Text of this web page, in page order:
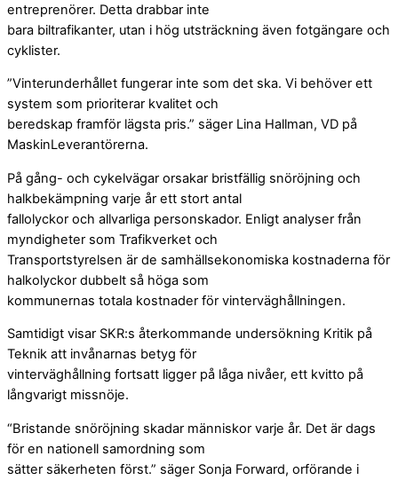
entreprenörer. Detta drabbar inte
bara biltrafikanter, utan i hög utsträckning även fotgängare och
cyklister.
”Vinterunderhållet fungerar inte som det ska. Vi behöver ett
system som prioriterar kvalitet och
beredskap framför lägsta pris.” säger Lina Hallman, VD på
MaskinLeverantörerna.
På gång- och cykelvägar orsakar bristfällig snöröjning och
halkbekämpning varje år ett stort antal
fallolyckor och allvarliga personskador. Enligt analyser från
myndigheter som Trafikverket och
Transportstyrelsen är de samhällsekonomiska kostnaderna för
halkolyckor dubbelt så höga som
kommunernas totala kostnader för vinterväghållningen.
Samtidigt visar SKR:s återkommande undersökning Kritik på
Teknik att invånarnas betyg för
vinterväghållning fortsatt ligger på låga nivåer, ett kvitto på
långvarigt missnöje.
“Bristande snöröjning skadar människor varje år. Det är dags
för en nationell samordning som
sätter säkerheten först.” säger Sonja Forward, orförande i